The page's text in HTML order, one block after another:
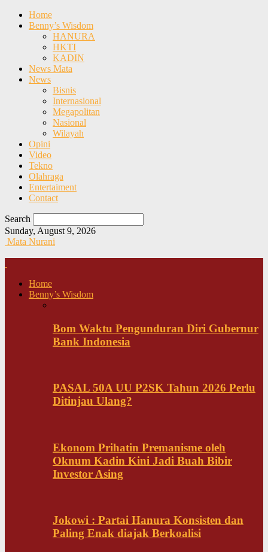
Home
Benny’s Wisdom
HANURA
HKTI
KADIN
News Mata
News
Bisnis
Internasional
Megapolitan
Nasional
Wilayah
Opini
Video
Tekno
Olahraga
Entertaiment
Contact
Search
Sunday, August 9, 2026
Mata Nurani
Home
Benny’s Wisdom
Bom Waktu Pengunduran Diri Gubernur
Bank Indonesia
PASAL 50A UU P2SK Tahun 2026 Perlu
Ditinjau Ulang?
Ekonom Prihatin Premanisme oleh
Oknum Kadin Kini Jadi Buah Bibir
Investor Asing
Jokowi : Partai Hanura Konsisten dan
Paling Enak diajak Berkoalisi